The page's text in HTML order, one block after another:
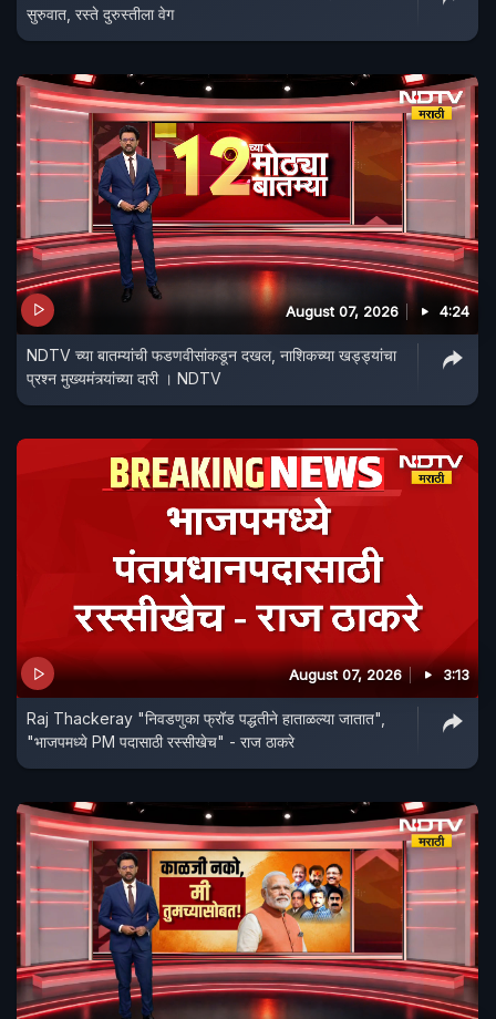
सुरुवात, रस्ते दुरुस्तीला वेग
August 07, 2026 4:24
NDTV च्या बातम्यांची फडणवीसांकडून दखल, नाशिकच्या खड्ड्यांचा
प्रश्न मुख्यमंत्र्यांच्या दारी । NDTV
August 07, 2026 3:13
Raj Thackeray "निवडणुका फ्रॉड पद्धतीने हाताळल्या जातात",
"भाजपमध्ये PM पदासाठी रस्सीखेच" - राज ठाकरे